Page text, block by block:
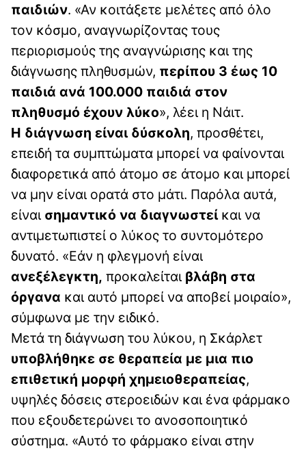
παιδιών. «Αν κοιτάξετε μελέτες από όλο
τον κόσμο, αναγνωρίζοντας τους
περιορισμούς της αναγνώρισης και της
διάγνωσης πληθυσμών, περίπου 3 έως 10
παιδιά ανά 100.000 παιδιά στον
πληθυσμό έχουν λύκο», λέει η Νάιτ.
Η διάγνωση είναι δύσκολη, προσθέτει,
επειδή τα συμπτώματα μπορεί να φαίνονται
διαφορετικά από άτομο σε άτομο και μπορεί
να μην είναι ορατά στο μάτι. Παρόλα αυτά,
είναι σημαντικό να διαγνωστείκαι να
αντιμετωπιστεί ο λύκος το συντομότερο
δυνατό. «Εάν η φλεγμονή είναι
ανεξέλεγκτη, προκαλείται βλάβη στα
όργανα και αυτό μπορεί να αποβεί μοιραίο»,
σύμφωνα με την ειδικό.
Μετά τη διάγνωση του λύκου, η Σκάρλετ
υποβλήθηκε σε θεραπεία με μια πιο
επιθετική μορφή χημειοθεραπείας,
υψηλές δόσεις στεροειδών και ένα φάρμακο
που εξουδετερώνει το ανοσοποιητικό
σύστημα. «Αυτό το φάρμακο είναι στην